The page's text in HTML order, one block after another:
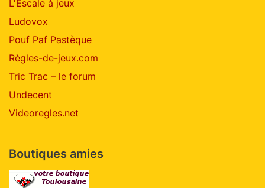
L'Escale à jeux
Ludovox
Pouf Paf Pastèque
Règles-de-jeux.com
Tric Trac – le forum
Undecent
Videoregles.net
Boutiques amies